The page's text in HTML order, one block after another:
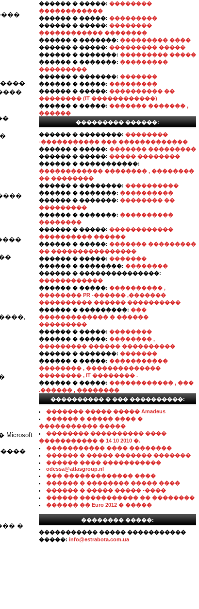
�
������ � �����: ��������
������������
������ � �����: ���������
������ � �����: ��������
������������ ��������
������ � �������: ��������� ����
������ � �����: ��������� �����
������ � �������: ��������� �����
������ � �������: ���������
���������
������ � �������: �������
������ � �����: ���������
������ � �����: ���������� ��
�������� (IT ������������)
������ � �����: ������� ������� ,
������
��������� ������:
������ � ��������: ��������
-����������� ��� �������������
������ � �����: ������� ���������
������ � �����: ����� ��������
������ � �����������:
������������ �������� , ��������
�� ��������
������ � ��������: ����������
������ � �������: ����������
������ � �������: �������� ��
���������
������ � �������: ����������
��������
������ � �����: ������������
���������� ������
������ � �����: ������� ���������
�� ����������������
������ � �����: �������
������ � ��������: ��������
������ � ���������������:
������������
������ � �����: ���������� ,
�������� PR -������ ,�������
���������� ������ ����������
������ � ���������: ���
������������� � ������
���������
������ � �����: ��������
������ � �����: �������� ,
��������� ������ ����������
������ � �������: �������
������ � �����: �����������
�������� , ��������������
�������� , IT �������� .
������ � �����: ������������ , ���
.������ , ��������
���������� � ��� ����������:
������� ����� ����� Amadeus
������ � ����� ���� �
����������� �����
�������� ���������� ����
����������� � 14 10 2010 �.
����������� ���� ��������
������ � ����� ������� �������
������ ���� �����������
odessa@atlasgroup.nl
��� ������������� ����
������ � �������� ����� ����
������ � ����� ����� -����
������ ����������� �� ��������
������ �� Euro 2012 � �����
�������� �����:
����������� ����� �����������
�����: info@estrabota.com.ua